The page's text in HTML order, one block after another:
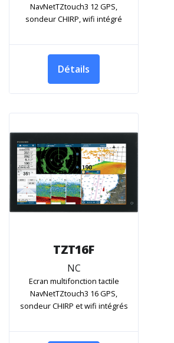
NavNetTZtouch3 12 GPS,
sondeur CHIRP, wifi intégré
Détails
TZT16F
NC
Ecran multifonction tactile
NavNetTZtouch3 16 GPS,
sondeur CHIRP et wifi intégrés